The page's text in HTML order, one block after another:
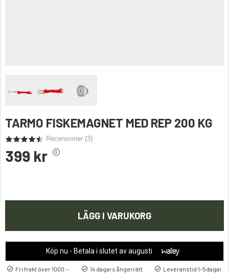
TARMO FISKEMAGNET MED REP 200 KG
Recensioner (3)
399 kr
LÄGG I VARUKORG
Köp nu - Betala i slutet av augusti
Fri frakt över 1000:- 14 dagars ångerrätt Leveranstid 1-5dagar